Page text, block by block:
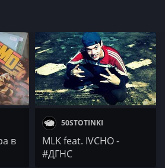
в
50STOTINKI
MLK feat. IVCHO -
#ДГНС